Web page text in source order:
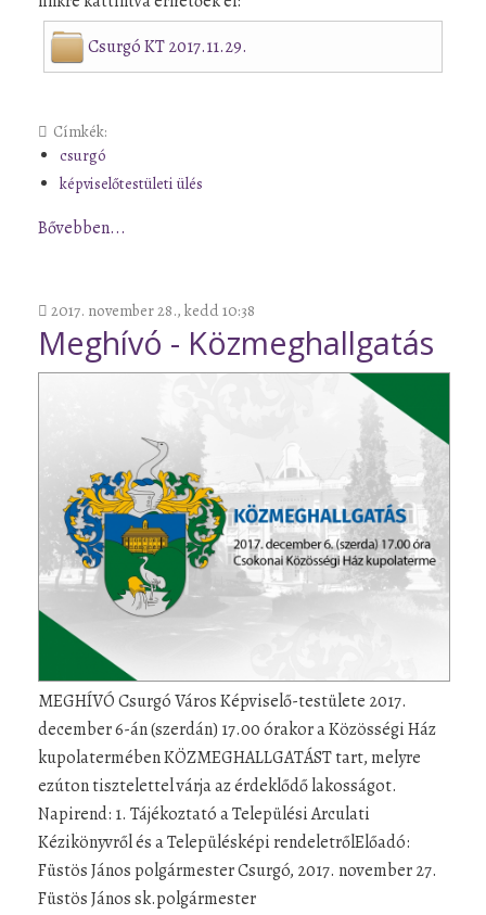
Csurgó KT 2017.11.29.
Címkék:
csurgó
képviselőtestületi ülés
Bővebben...
2017. november 28., kedd 10:38
Meghívó - Közmeghallgatás
MEGHÍVÓ Csurgó Város Képviselő-testülete 2017.
december 6-án (szerdán) 17.00 órakor a Közösségi Ház
kupolatermében KÖZMEGHALLGATÁST tart, melyre
ezúton tisztelettel várja az érdeklődő lakosságot.
Napirend: 1. Tájékoztató a Települési Arculati
Kézikönyvről és a Településképi rendeletrőlElőadó:
Füstös János polgármester Csurgó, 2017. november 27.
Füstös János sk.polgármester